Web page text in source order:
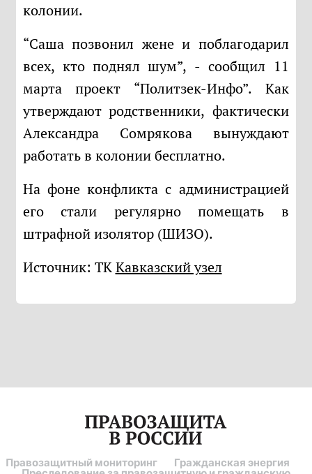
колонии.
“Саша позвонил жене и поблагодарил
всех, кто поднял шум”, - сообщил 11
марта проект “Политзек-Инфо”. Как
утверждают родственники, фактически
Александра Сомрякова вынуждают
работать в колонии бесплатно.
На фоне конфликта с администрацией
его стали регулярно помещать в
штрафной изолятор (ШИЗО).
Источник: ТККавказский узел
Правозащитный мониторинг Гражданская энергия